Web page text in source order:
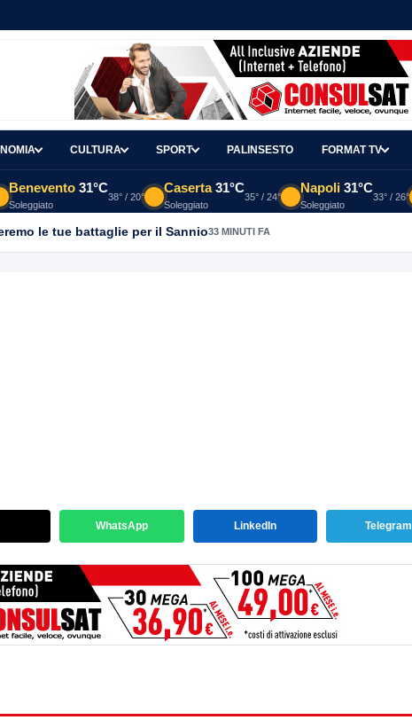
CULTURA SPORT PALINSESTO FORMAT TV
Benevento 31°C
Soleggiato
38° / 20°
Caserta 31°C
Soleggiato
35° / 24°
Napoli 31°C
Soleggiato
33° / 26°
le tue battaglie per il Sannio33 MINUTI FA
WhatsApp LinkedIn Telegram